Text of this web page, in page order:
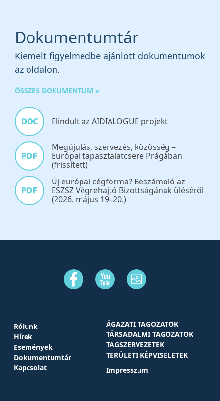
Dokumentumtár
Kiemelt figyelmedbe ajánlott dokumentumok
az oldalon.
ÖSSZES DOKUMENTUM »
Elindult az AIDIALOGUE projekt
Megújulás, szervezés, közösség –
Európai tapasztalatcsere Prágában
(frissített)
Új európai cégforma? Beszámoló az
ESZSZ Végrehajtó Bizottságának üléséről
(2026. május 19–20.)
Rólunk
Hírek
Események
Dokumentumtár
Kapcsolat
ÁGAZATI TAGOZATOK
TÁRSADALMI TAGOZATOK
TAGSZERVEZETEK
TERÜLETI KÉPVISELETEK
Impresszum